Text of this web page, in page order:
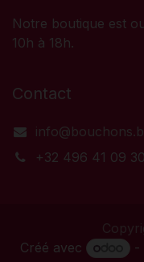
Notre boutique est
10h à 18h.
Contact
+32 496 41 09 30
Créé avec
-